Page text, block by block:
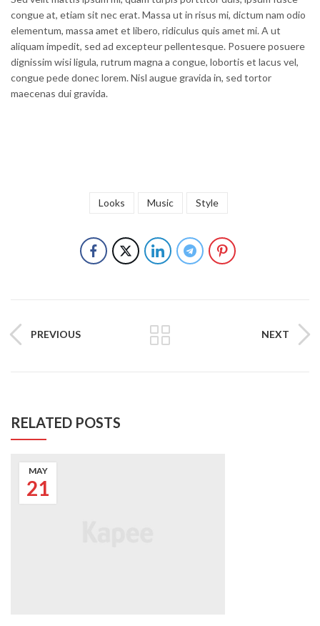
congue at, etiam sit nec erat. Massa ut in risus mi, dictum nam odio
elementum, massa amet et libero, ridiculus quis amet mi. A ut
aliquam impedit, sed ad excepteur pellentesque. Posuere posuere
dignissim wisi ligula, rutrum magna a congue, lobortis et lacus vel,
congue pede donec lorem. Nisl augue gravida in, sed tortor
maecenas dui gravida.
Looks Music Style
PREVIOUS NEXT
RELATED POSTS
21
MAY